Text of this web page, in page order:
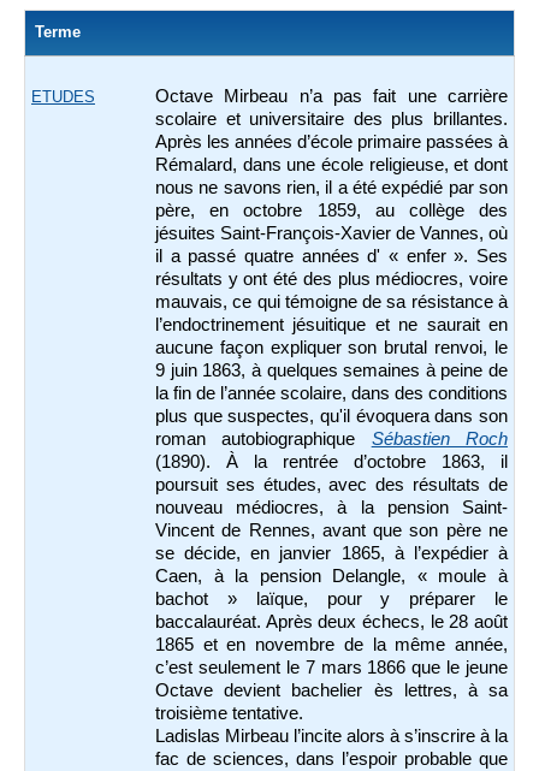
Terme
ETUDES
Octave Mirbeau n’a pas fait une carrière
scolaire et universitaire des plus brillantes.
Après les années d’école primaire passées à
Rémalard, dans une école religieuse, et dont
nous ne savons rien, il a été expédié par son
père, en octobre 1859, au collège des
jésuites Saint-François-Xavier de Vannes, où
il a passé quatre années d' « enfer ». Ses
résultats y ont été des plus médiocres, voire
mauvais, ce qui témoigne de sa résistance à
l’endoctrinement jésuitique et ne saurait en
aucune façon expliquer son brutal renvoi, le
9 juin 1863, à quelques semaines à peine de
la fin de l’année scolaire, dans des conditions
plus que suspectes, qu'il évoquera dans son
roman autobiographique Sébastien Roch
(1890). À la rentrée d’octobre 1863, il
poursuit ses études, avec des résultats de
nouveau médiocres, à la pension Saint-
Vincent de Rennes, avant que son père ne
se décide, en janvier 1865, à l’expédier à
Caen, à la pension Delangle, « moule à
bachot » laïque, pour y préparer le
baccalauréat. Après deux échecs, le 28 août
1865 et en novembre de la même année,
c’est seulement le 7 mars 1866 que le jeune
Octave devient bachelier ès lettres, à sa
troisième tentative.
Ladislas Mirbeau l’incite alors à s’inscrire à la
fac de sciences, dans l’espoir probable que